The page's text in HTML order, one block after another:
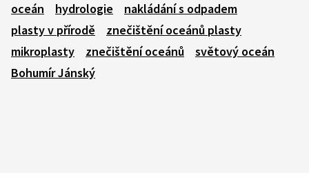
oceán
hydrologie
nakládání s odpadem
plasty v přírodě
znečištění oceánů plasty
mikroplasty
znečištění oceánů
světový oceán
Bohumír Jánský